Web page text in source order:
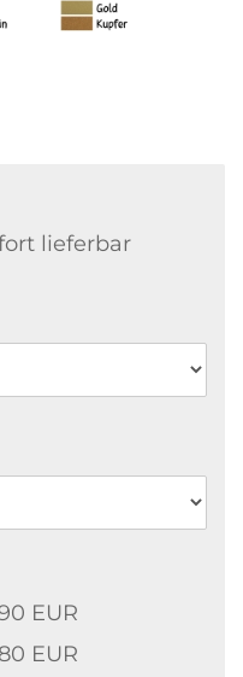
lieferbar
EUR
EUR